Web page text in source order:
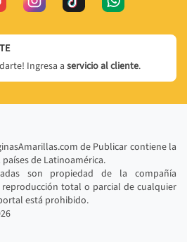
Ingresa a servicio al cliente.
de Publicar contiene la
de Latinoamérica.
son propiedad de la compañía
reproducción total o parcial de cualquier
está prohibido.